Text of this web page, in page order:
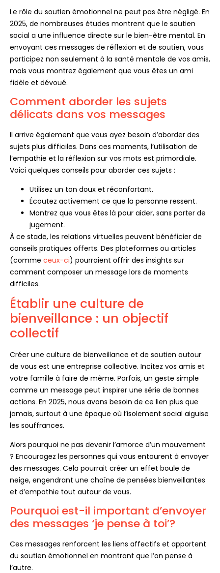
Le rôle du soutien émotionnel ne peut pas être négligé. En
2025, de nombreuses études montrent que le soutien
social a une influence directe sur le bien-être mental. En
envoyant ces messages de réflexion et de soutien, vous
participez non seulement à la santé mentale de vos amis,
mais vous montrez également que vous êtes un ami
fidèle et dévoué.
Comment aborder les sujets
délicats dans vos messages
Il arrive également que vous ayez besoin d’aborder des
sujets plus difficiles. Dans ces moments, l’utilisation de
l’empathie et la réflexion sur vos mots est primordiale.
Voici quelques conseils pour aborder ces sujets :
Utilisez un ton doux et réconfortant.
Écoutez activement ce que la personne ressent.
Montrez que vous êtes là pour aider, sans porter de
jugement.
À ce stade, les relations virtuelles peuvent bénéficier de
conseils pratiques offerts. Des plateformes ou articles
(comme ceux-ci) pourraient offrir des insights sur
comment composer un message lors de moments
difficiles.
Établir une culture de
bienveillance : un objectif
collectif
Créer une culture de bienveillance et de soutien autour
de vous est une entreprise collective. Incitez vos amis et
votre famille à faire de même. Parfois, un geste simple
comme un message peut inspirer une série de bonnes
actions. En 2025, nous avons besoin de ce lien plus que
jamais, surtout à une époque où l’isolement social aiguise
les souffrances.
Alors pourquoi ne pas devenir l’amorce d’un mouvement
? Encouragez les personnes qui vous entourent à envoyer
des messages. Cela pourrait créer un effet boule de
neige, engendrant une chaîne de pensées bienveillantes
et d’empathie tout autour de vous.
Pourquoi est-il important d’envoyer
des messages ‘je pense à toi’?
Ces messages renforcent les liens affectifs et apportent
du soutien émotionnel en montrant que l’on pense à
l’autre.